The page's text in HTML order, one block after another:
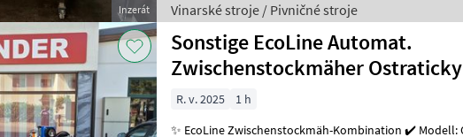
Inzerát Vinarské stroje / Pivničné stroje
Sonstige EcoLine Automat.
Zwischenstockmäher Ostraticky
R. v. 2025
1 h
✨ EcoLine Zwischenstockmäh-Kombination ✔️ Modell: Ostraticky